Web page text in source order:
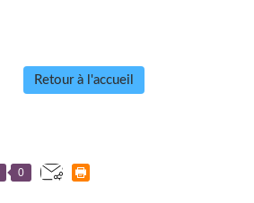
Retour à l'accueil
0